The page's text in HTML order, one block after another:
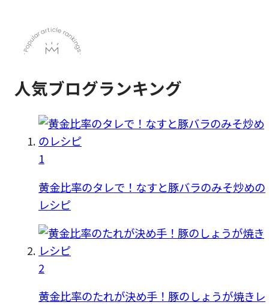
人気ブログランキング
1
黄金比率のタレで！なすと豚バラのみそ炒めの
レシピ
2
黄金比率のたれが決め手！豚のしょうが焼きレ